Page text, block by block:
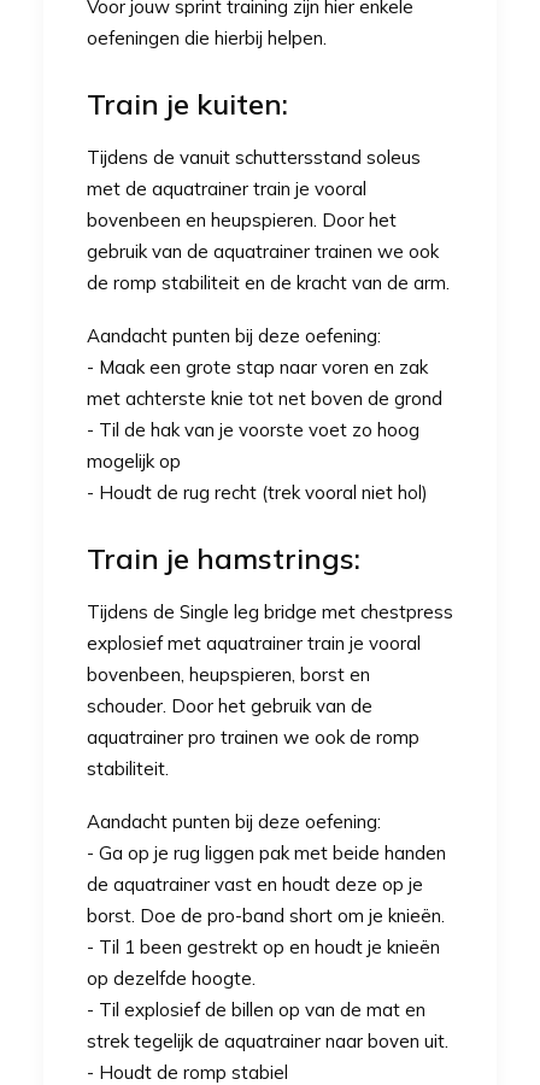
Voor jouw sprint training zijn hier enkele
oefeningen die hierbij helpen.
Train je kuiten:
Tijdens de vanuit schuttersstand soleus
met de aquatrainer train je vooral
bovenbeen en heupspieren. Door het
gebruik van de aquatrainer trainen we ook
de romp stabiliteit en de kracht van de arm.
Aandacht punten bij deze oefening:
- Maak een grote stap naar voren en zak
met achterste knie tot net boven de grond
- Til de hak van je voorste voet zo hoog
mogelijk op
- Houdt de rug recht (trek vooral niet hol)
Train je hamstrings:
Tijdens de Single leg bridge met chestpress
explosief met aquatrainer train je vooral
bovenbeen, heupspieren, borst en
schouder. Door het gebruik van de
aquatrainer pro trainen we ook de romp
stabiliteit.
Aandacht punten bij deze oefening:
- Ga op je rug liggen pak met beide handen
de aquatrainer vast en houdt deze op je
borst. Doe de pro-band short om je knieën.
- Til 1 been gestrekt op en houdt je knieën
op dezelfde hoogte.
- Til explosief de billen op van de mat en
strek tegelijk de aquatrainer naar boven uit.
- Houdt de romp stabiel